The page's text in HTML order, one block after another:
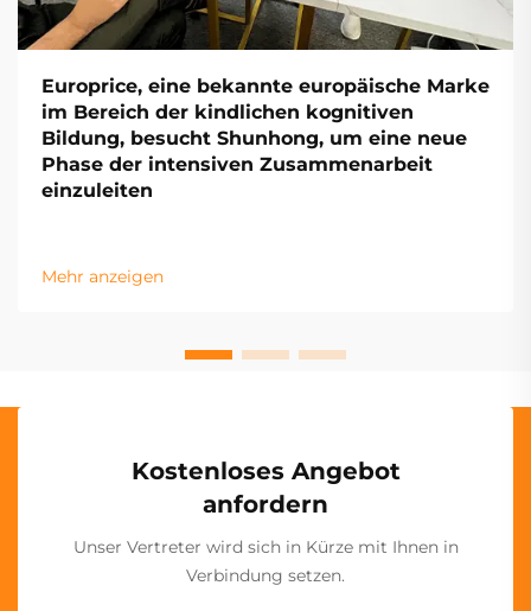
Europrice, eine bekannte europäische Marke
im Bereich der kindlichen kognitiven
Bildung, besucht Shunhong, um eine neue
Phase der intensiven Zusammenarbeit
einzuleiten
Mehr anzeigen
Kostenloses Angebot
anfordern
Unser Vertreter wird sich in Kürze mit Ihnen in
Verbindung setzen.